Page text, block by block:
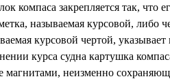
компаса закрепляется так, что
называемая курсовой, либо
курсовой чертой,
курса судна картушка
магнитами, неизменно